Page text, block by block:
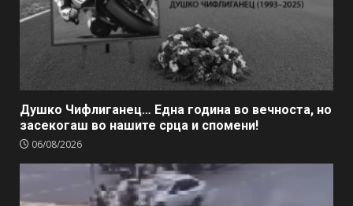
Душко Чифлиганец… Eдна година во вечноста, но
засекогаш во нашите срца и спомени!
06/08/2026